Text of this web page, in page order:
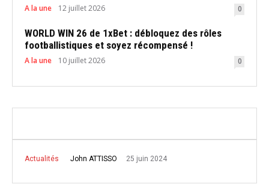
A la une 12 juillet 2026 0
WORLD WIN 26 de 1xBet : débloquez des rôles
footballistiques et soyez récompensé !
A la une 10 juillet 2026 0
Actualités John ATTISSO 25 juin 2024